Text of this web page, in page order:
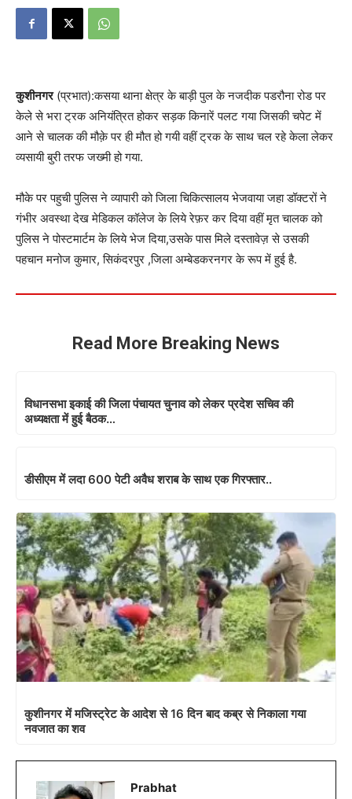
कुशीनगर(प्रभात):कसया थाना क्षेत्र के बाड़ी पुल के नजदीक पडरौना रोड पर
केले से भरा ट्रक अनियंत्रित होकर सड़क किनारें पलट गया जिसकी चपेट में
आने से चालक की मौक़े पर ही मौत हो गयी वहीं ट्रक के साथ चल रहे केला लेकर
व्यसायी बुरी तरफ जख्मी हो गया.
मौके पर पहुची पुलिस ने व्यापारी को जिला चिकित्सालय भेजवाया जहा डॉक्टरों ने
गंभीर अवस्था देख मेडिकल कॉलेज के लिये रेफ़र कर दिया वहीं मृत चालक को
पुलिस ने पोस्टमार्टम के लिये भेज दिया,उसके पास मिले दस्तावेज़ से उसकी
पहचान मनोज कुमार, सिकंदरपुर ,जिला अम्बेडकरनगर के रूप में हुई है.
Read More Breaking News
विधानसभा इकाई की जिला पंचायत चुनाव को लेकर प्रदेश सचिव की
अध्यक्षता में हुई बैठक…
डीसीएम में लदा 600 पेटी अवैध शराब के साथ एक गिरफ्तार..
कुशीनगर में मजिस्ट्रेट के आदेश से 16 दिन बाद कब्र से निकाला गया
नवजात का शव
Prabhat